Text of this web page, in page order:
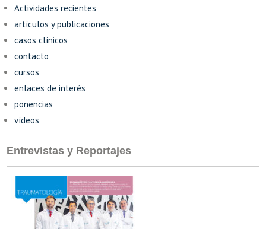
Actividades recientes
artículos y publicaciones
casos clínicos
contacto
cursos
enlaces de interés
ponencias
vídeos
Entrevistas y Reportajes